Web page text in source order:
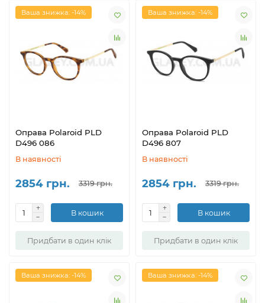
Ваша знижка: -14%
Оправа Polaroid PLD
D496 086
В наявності
2854 грн. 3319 грн.
В кошик
Придбати в один клік
Ваша знижка: -14%
Оправа Polaroid PLD
D496 807
В наявності
2854 грн. 3319 грн.
В кошик
Придбати в один клік
Ваша знижка: -14% Ваша знижка: -14%